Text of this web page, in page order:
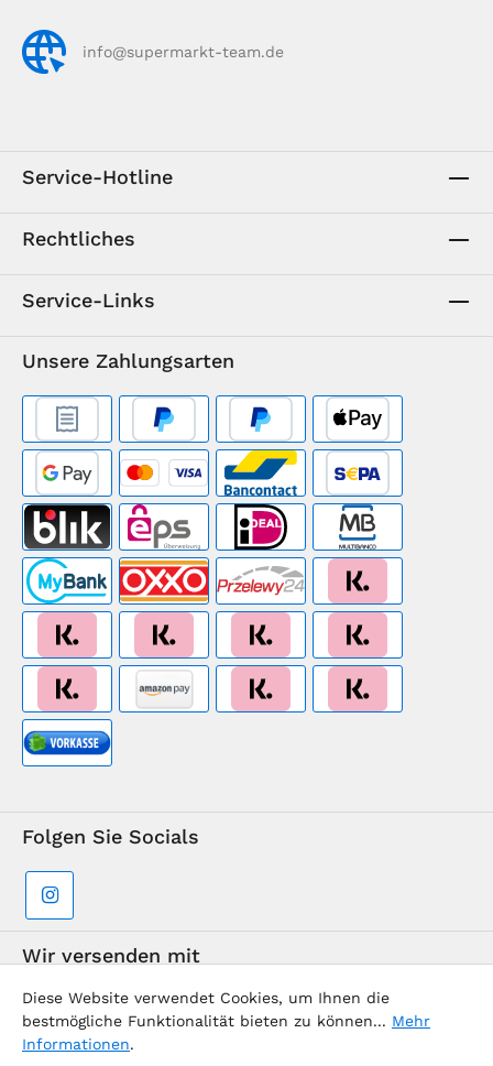
info@supermarkt-team.de
Service-Hotline
Rechtliches
Service-Links
Unsere Zahlungsarten
Folgen Sie Socials
Wir versenden mit
Diese Website verwendet Cookies, um Ihnen die
bestmögliche Funktionalität bieten zu können... Mehr
Informationen.